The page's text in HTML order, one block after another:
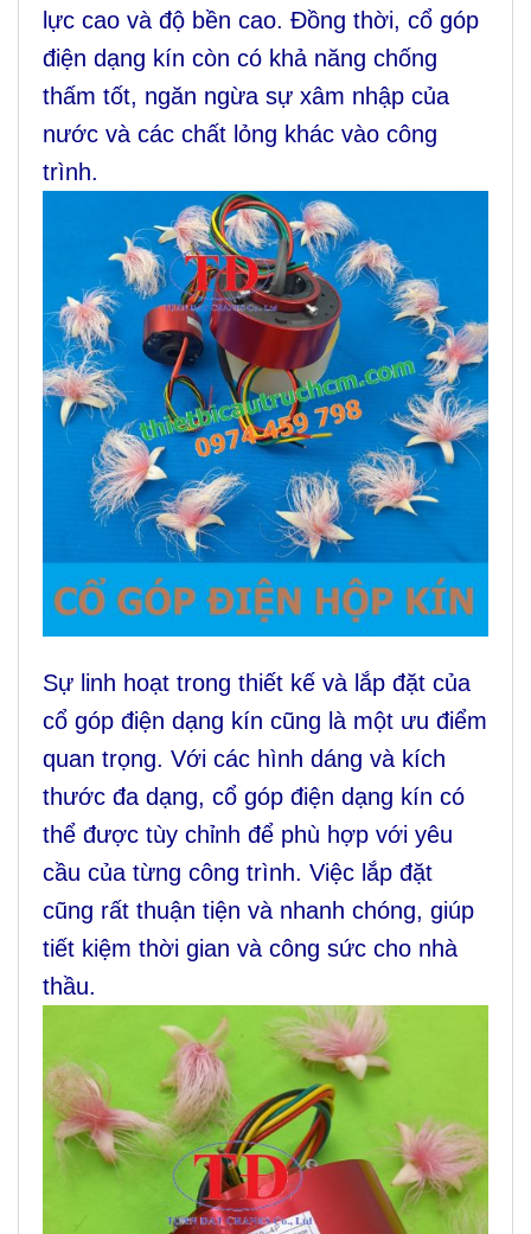
lực cao và độ bền cao. Đồng thời, cổ góp
điện dạng kín còn có khả năng chống
thấm tốt, ngăn ngừa sự xâm nhập của
nước và các chất lỏng khác vào công
trình.
Sự linh hoạt trong thiết kế và lắp đặt của
cổ góp điện dạng kín cũng là một ưu điểm
quan trọng. Với các hình dáng và kích
thước đa dạng, cổ góp điện dạng kín có
thể được tùy chỉnh để phù hợp với yêu
cầu của từng công trình. Việc lắp đặt
cũng rất thuận tiện và nhanh chóng, giúp
tiết kiệm thời gian và công sức cho nhà
thầu.